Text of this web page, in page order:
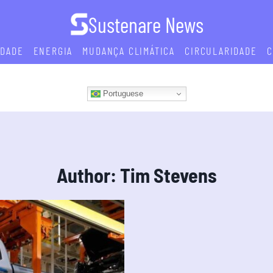
Sustenare News
ENERGIA MUDANÇA CLIMÁTICA CIRCULARIDADE
Portuguese
Author: Tim Stevens